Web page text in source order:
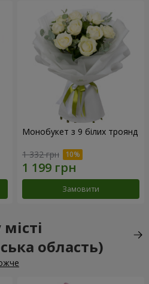
Монобукет з 9 білих троянд
1 332 грн
Замовити
область)